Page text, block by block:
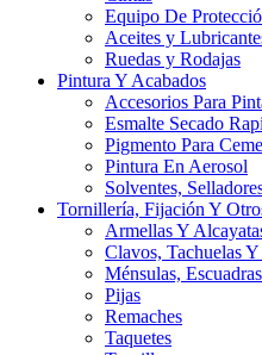
Equipo De
Aceites y
Ruedas y Rodajas
Pintura Y Acabados
Accesorios Para
Esmalte Secado
Pigmento Para
Pintura En Aerosol
Solventes,
Tornillería, Fijación Y
Armellas Y
Clavos, Tachuelas
Ménsulas,
Pijas
Remaches
Taquetes